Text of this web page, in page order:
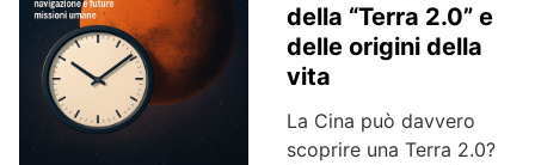
della “Terra 2.0” e
delle origini della
vita
La Cina può davvero
scoprire una Terra 2.0?